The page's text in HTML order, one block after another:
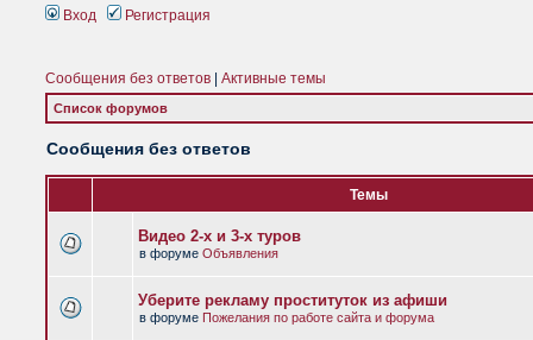
Вход Регистрация
Сообщения без ответов Активные темы
Список форумов
Сообщения без ответов
Темы
Видео 2-х и 3-х туров
в форуме Объявления
Уберите рекламу проституток из афиши
в форуме Пожелания по работе сайта и форума